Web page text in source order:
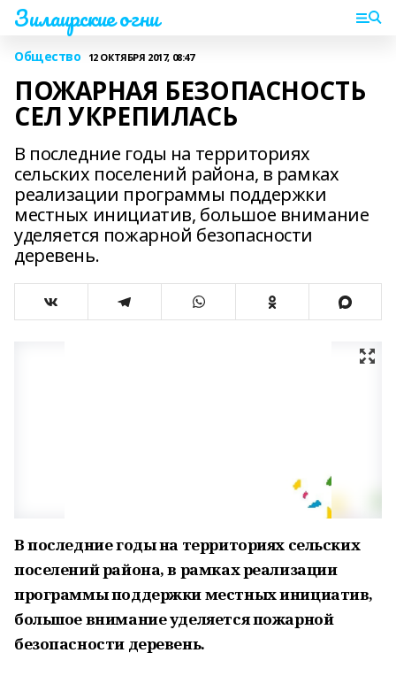
Зилаирские огни
Общество 12 ОКТЯБРЯ 2017, 08:47
ПОЖАРНАЯ БЕЗОПАСНОСТЬ
СЕЛ УКРЕПИЛАСЬ
В последние годы на территориях
сельских поселений района, в рамках
реализации программы поддержки
местных инициатив, большое внимание
уделяется пожарной безопасности
деревень.
В последние годы на территориях сельских
поселений района, в рамках реализации
программы поддержки местных инициатив,
большое внимание уделяется пожарной
безопасности деревень.